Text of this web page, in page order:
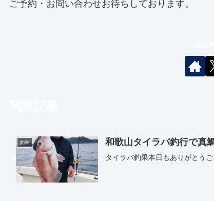
ご予約・お問い合わせお待ちしております。
釣果 和歌山タイラバ釣行で真
タイラバ釣果本日もありがとうご